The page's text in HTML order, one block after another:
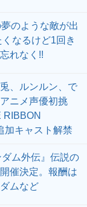
のような敵が出
なるけど1回き
れなく!!
、ルンルン、で
ニメ声優初挑
RIBBON
加キャスト解禁
ダム外伝』伝説の
催決定。報酬は
ムなど